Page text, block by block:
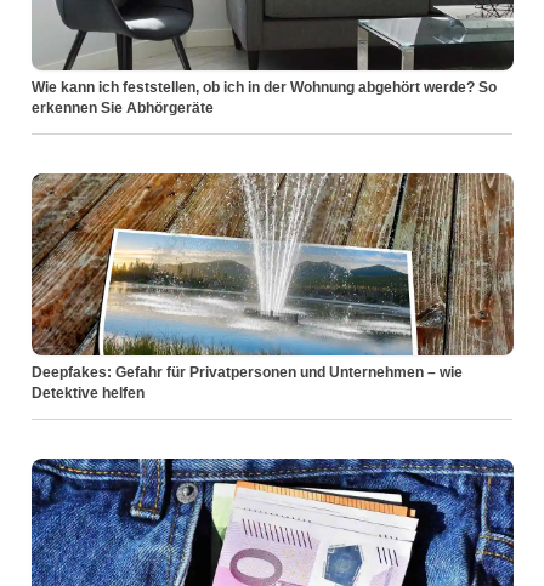
Wie kann ich feststellen, ob ich in der Wohnung abgehört werde? So
erkennen Sie Abhörgeräte
Deepfakes: Gefahr für Privatpersonen und Unternehmen – wie
Detektive helfen